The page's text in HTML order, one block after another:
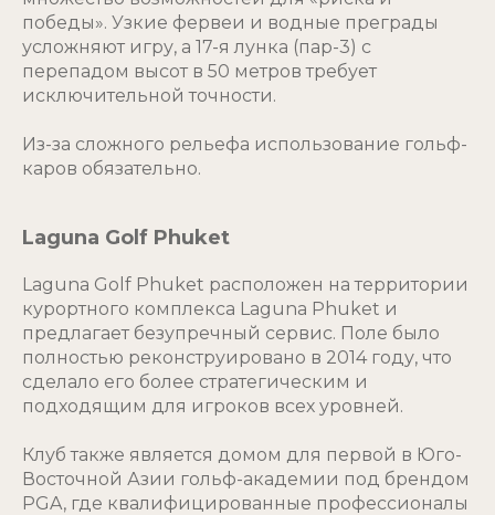
победы». Узкие фервеи и водные преграды
усложняют игру, а 17-я лунка (пар-3) с
перепадом высот в 50 метров требует
исключительной точности.
Из-за сложного рельефа использование гольф-
каров обязательно.
Laguna Golf Phuket
Laguna Golf Phuket расположен на территории
курортного комплекса Laguna Phuket и
предлагает безупречный сервис. Поле было
полностью реконструировано в 2014 году, что
сделало его более стратегическим и
подходящим для игроков всех уровней.
Клуб также является домом для первой в Юго-
Восточной Азии гольф-академии под брендом
PGA, где квалифицированные профессионалы